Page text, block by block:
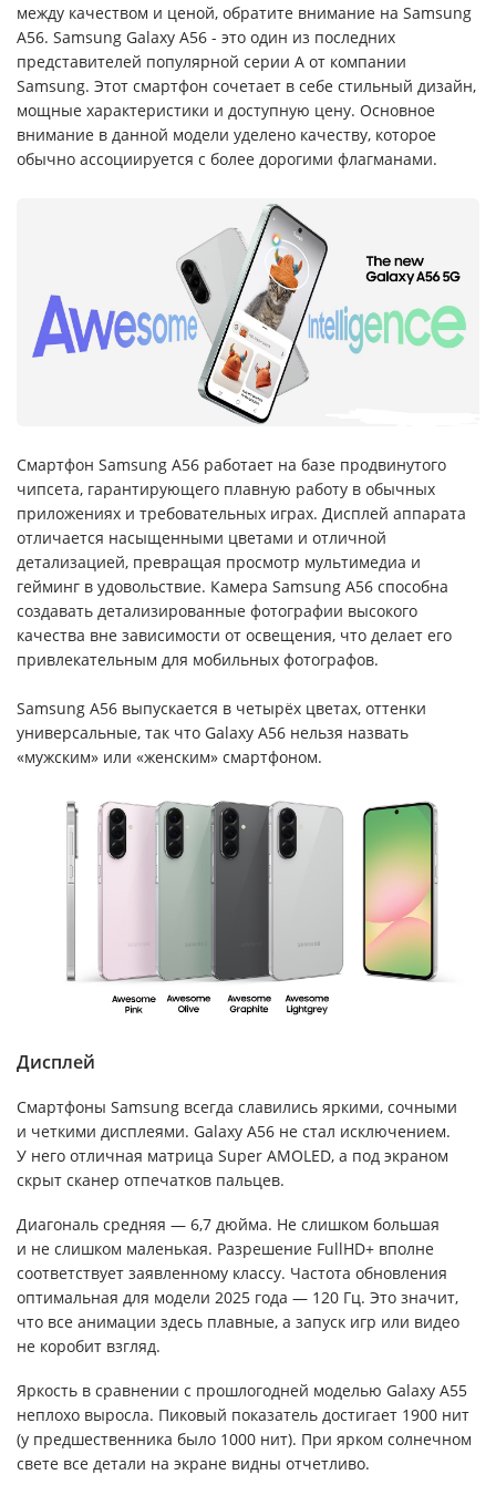
между качеством и ценой, обратите внимание на Samsung
A56. Samsung Galaxy A56 - это один из последних
представителей популярной серии A от компании
Samsung. Этот смартфон сочетает в себе стильный дизайн,
мощные характеристики и доступную цену. Основное
внимание в данной модели уделено качеству, которое
обычно ассоциируется с более дорогими флагманами.
Смартфон Samsung A56 работает на базе продвинутого
чипсета, гарантирующего плавную работу в обычных
приложениях и требовательных играх. Дисплей аппарата
отличается насыщенными цветами и отличной
детализацией, превращая просмотр мультимедиа и
гейминг в удовольствие. Камера Samsung A56 способна
создавать детализированные фотографии высокого
качества вне зависимости от освещения, что делает его
привлекательным для мобильных фотографов.
Samsung A56 выпускается в четырёх цветах, оттенки
универсальные, так что Galaxy A56 нельзя назвать
«мужским» или «женским» смартфоном.
Дисплей
Смартфоны Samsung всегда славились яркими, сочными
и четкими дисплеями. Galaxy A56 не стал исключением.
У него отличная матрица Super AMOLED, а под экраном
скрыт сканер отпечатков пальцев.
Диагональ средняя — 6,7 дюйма. Не слишком большая
и не слишком маленькая. Разрешение FullHD+ вполне
соответствует заявленному классу. Частота обновления
оптимальная для модели 2025 года — 120 Гц. Это значит,
что все анимации здесь плавные, а запуск игр или видео
не коробит взгляд.
Яркость в сравнении с прошлогодней моделью Galaxy A55
неплохо выросла. Пиковый показатель достигает 1900 нит
(у предшественника было 1000 нит). При ярком солнечном
свете все детали на экране видны отчетливо.